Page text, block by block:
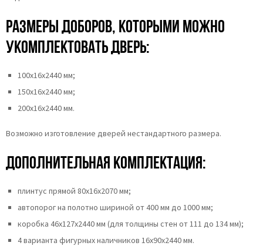
Размеры доборов, которыми можно
укомплектовать дверь:
100х16х2440 мм;
150х16х2440 мм;
200х16х2440 мм.
Возможно изготовление дверей нестандартного размера.
Дополнительная комплектация:
плинтус прямой 80х16х2070 мм;
автопорог на полотно шириной от 400 мм до 1000 мм;
коробка 46x127x2440 мм (для толщины стен от 111 до 134 мм);
4 варианта фигурных наличников 16х90х2440 мм.